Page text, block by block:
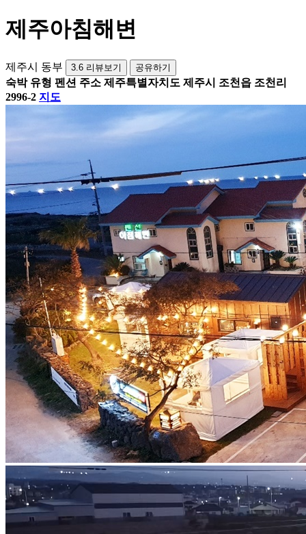
제주아침해변
제주시 동부 3.6 리뷰보기 공유하기
숙박 유형 펜션 주소 제주특별자치도 제주시 조천읍 조천리
2996-2 지도